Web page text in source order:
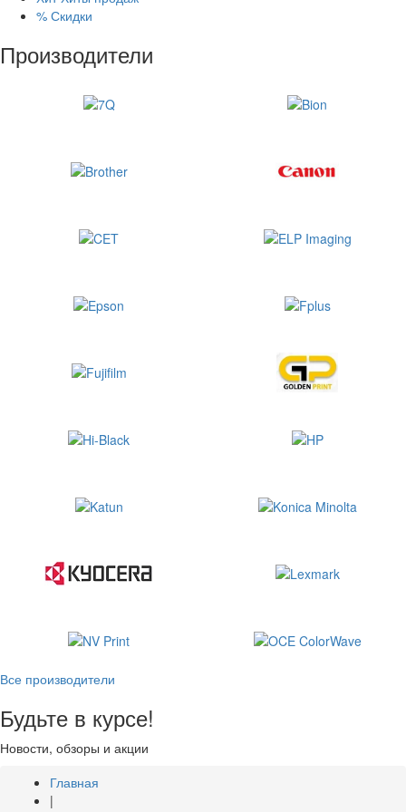
% Скидки
Производители
Все производители
Будьте в курсе!
Новости, обзоры и акции
Главная
|